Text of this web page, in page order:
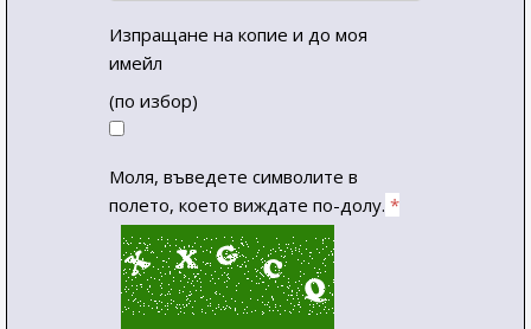
Изпращане на копие и до моя
имейл
(по избор)
Моля, въведете символите в
полето, което виждате по-долу. *